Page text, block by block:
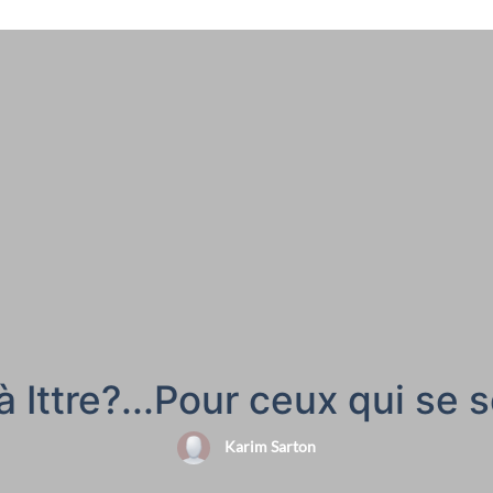
Ittre?...Pour ceux qui se
Karim Sarton